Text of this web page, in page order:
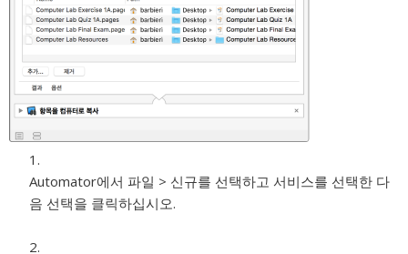
Automator에서 파일 > 신규를 선택하고 서비스를 선택한 다
음 선택을 클릭하십시오.